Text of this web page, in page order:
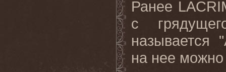
Ранее
с
называется
на нее